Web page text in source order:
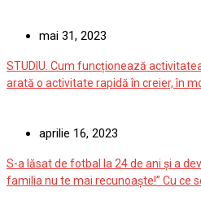
mai 31, 2023
STUDIU. Cum funcționează
arată o activitate rapidă în creier, în
aprilie 16, 2023
S-a lăsat de fotbal la 24 de ani și a
familia nu te mai recunoaște!” Cu ce